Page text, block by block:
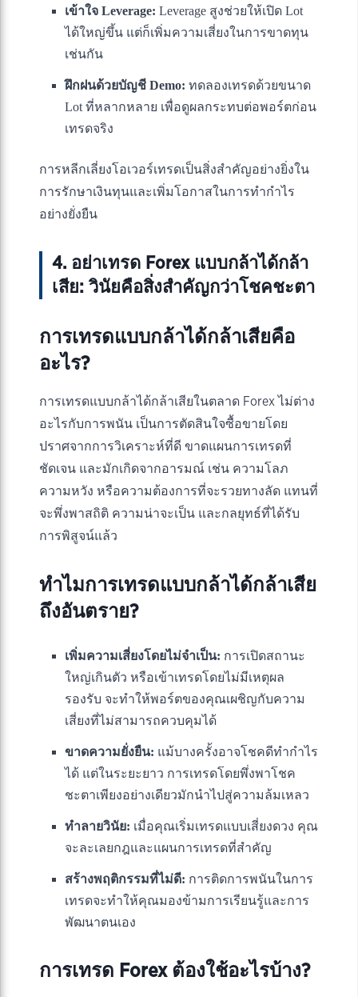
เข้าใจ Leverage: Leverage สูงช่วยให้เปิด Lot
ได้ใหญ่ขึ้น แต่ก็เพิ่มความเสี่ยงในการขาดทุน
เช่นกัน
ฝึกฝนด้วยบัญชี Demo: ทดลองเทรดด้วยขนาด
Lot ที่หลากหลาย เพื่อดูผลกระทบต่อพอร์ตก่อน
เทรดจริง
การหลีกเลี่ยงโอเวอร์เทรดเป็นสิ่งสำคัญอย่างยิ่งใน
การรักษาเงินทุนและเพิ่มโอกาสในการทำกำไร
อย่างยั่งยืน
4. อย่าเทรด Forex แบบกล้าได้กล้า
เสีย: วินัยคือสิ่งสำคัญกว่าโชคชะตา
การเทรดแบบกล้าได้กล้าเสียคือ
อะไร?
การเทรดแบบกล้าได้กล้าเสียในตลาด Forex ไม่ต่าง
อะไรกับการพนัน เป็นการตัดสินใจซื้อขายโดย
ปราศจากการวิเคราะห์ที่ดี ขาดแผนการเทรดที่
ชัดเจน และมักเกิดจากอารมณ์ เช่น ความโลภ
ความหวัง หรือความต้องการที่จะรวยทางลัด แทนที่
จะพึ่งพาสถิติ ความน่าจะเป็น และกลยุทธ์ที่ได้รับ
การพิสูจน์แล้ว
ทำไมการเทรดแบบกล้าได้กล้าเสีย
ถึงอันตราย?
เพิ่มความเสี่ยงโดยไม่จำเป็น: การเปิดสถานะ
ใหญ่เกินตัว หรือเข้าเทรดโดยไม่มีเหตุผล
รองรับ จะทำให้พอร์ตของคุณเผชิญกับความ
เสี่ยงที่ไม่สามารถควบคุมได้
ขาดความยั่งยืน: แม้บางครั้งอาจโชคดีทำกำไร
ได้ แต่ในระยะยาว การเทรดโดยพึ่งพาโชค
ชะตาเพียงอย่างเดียวมักนำไปสู่ความล้มเหลว
ทำลายวินัย: เมื่อคุณเริ่มเทรดแบบเสี่ยงดวง คุณ
จะละเลยกฎและแผนการเทรดที่สำคัญ
สร้างพฤติกรรมที่ไม่ดี: การติดการพนันในการ
เทรดจะทำให้คุณมองข้ามการเรียนรู้และการ
พัฒนาตนเอง
การเทรด Forex ต้องใช้อะไรบ้าง?